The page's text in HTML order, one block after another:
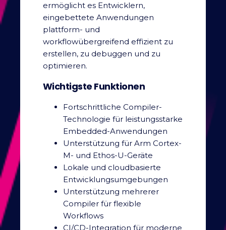
ermöglicht es Entwicklern,
eingebettete Anwendungen
plattform- und
workflowübergreifend effizient zu
erstellen, zu debuggen und zu
optimieren.
Wichtigste Funktionen
Fortschrittliche Compiler-
Technologie für leistungsstarke
Embedded-Anwendungen
Unterstützung für Arm Cortex-
M- und Ethos-U-Geräte
Lokale und cloudbasierte
Entwicklungsumgebungen
Unterstützung mehrerer
Compiler für flexible
Workflows
CI/CD-Integration für moderne